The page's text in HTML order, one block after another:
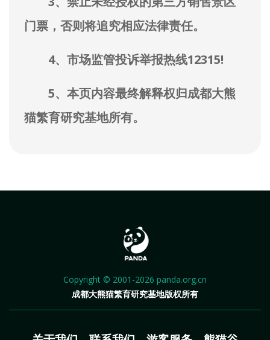
门票，否则将追究相应法律责任。
4、市场监管投诉举报热线12315!
5、本页内容最终解释权归成都大熊
猫繁育研究基地所有。
Copyright © 2001-2026 panda.org.cn
成都大熊猫繁育研究基地版权所有